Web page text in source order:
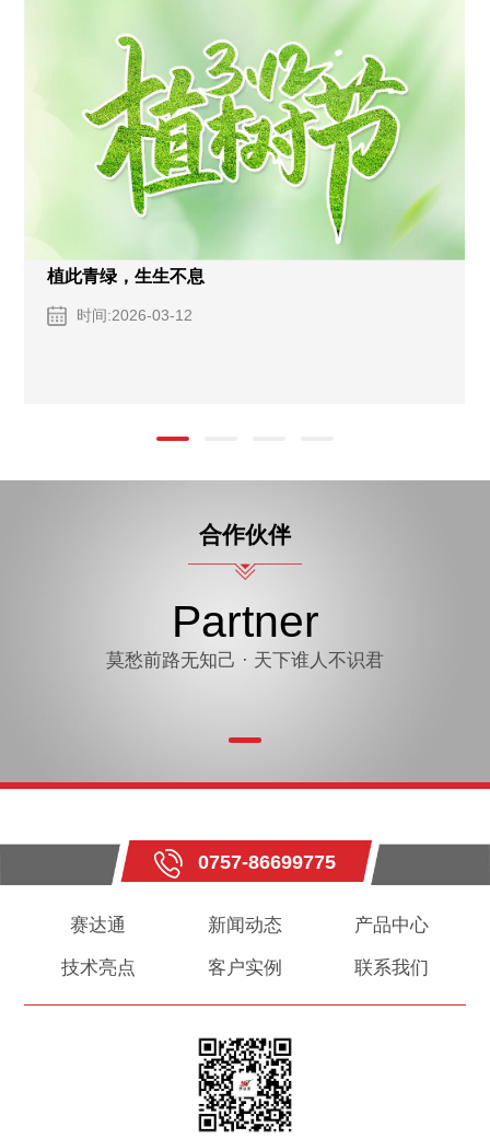
大出海时代！赛达通风机，这样闯世界
时间:2026-03-03
合作伙伴
Partner
莫愁前路无知己 · 天下谁人不识君
0757-86699775
赛达通 新闻动态 产品中心
技术亮点 客户实例 联系我们